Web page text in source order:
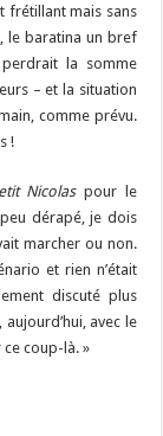
frétillant mais sans
le baratina un bref
la somme
– et la situation
comme prévu.
!
Nicolaspour le
peu dérapé, je dois
marcher ou non.
et rien n’était
discuté plus
avec le
ce coup-là. »